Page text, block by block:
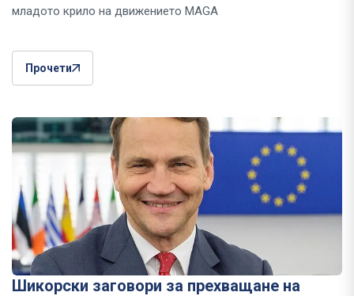
младото крило на движението MAGA
Прочети
Шикорски заговори за прехващане на